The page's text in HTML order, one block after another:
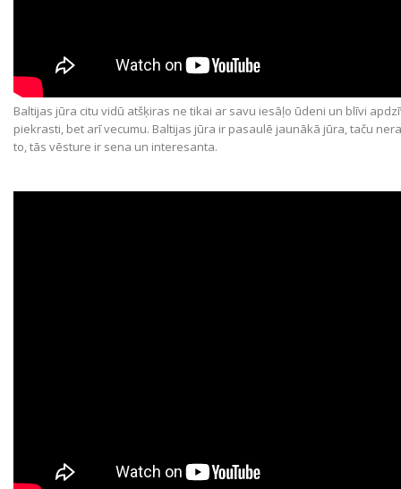
Baltijas jūra citu vidū atšķiras ne tikai ar savu iesāļo ūdeni un blīvi
piekrasti, bet arī vecumu. Baltijas jūra ir pasaulē jaunākā jūra, taču
to, tās vēsture ir sena un interesanta.